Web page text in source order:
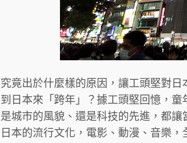
究竟出於什麼樣的原因，讓工頭堅對
到日本來「跨年」？據工頭堅回憶，
是城市的風貌、還是科技的先進，都
日本的流行文化，電影、動漫、音樂